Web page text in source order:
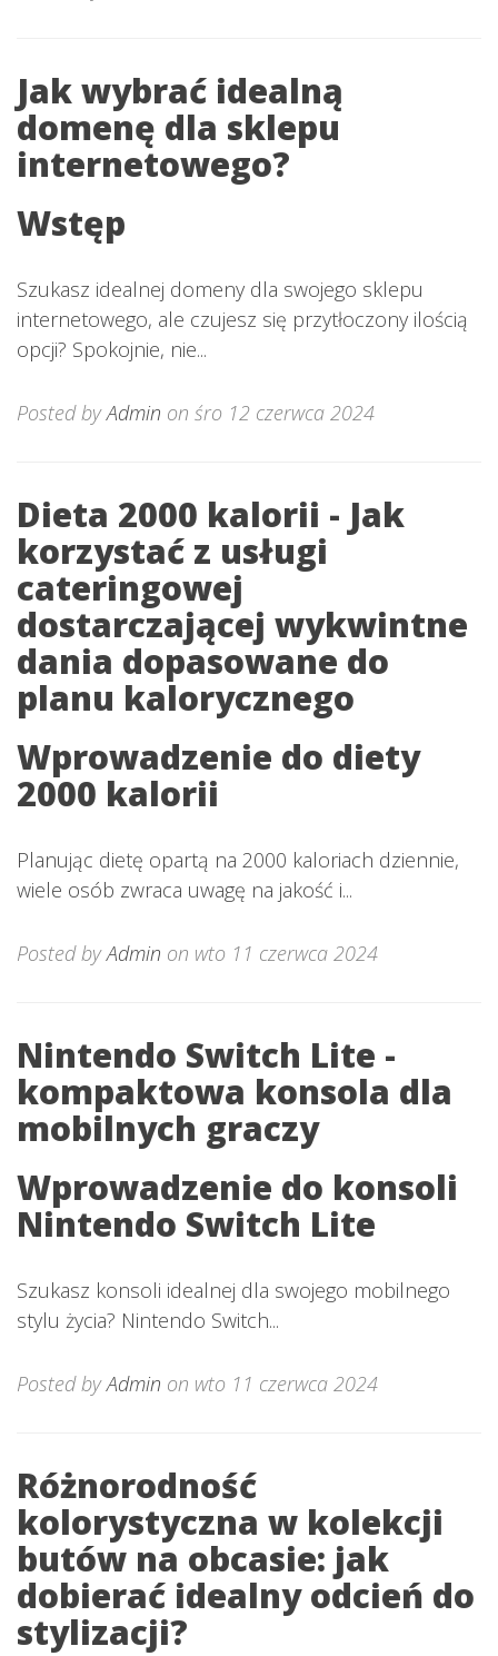
Jak wybrać idealną
domenę dla sklepu
internetowego?
Wstęp
Szukasz idealnej domeny dla swojego sklepu
internetowego, ale czujesz się przytłoczony ilością
opcji? Spokojnie, nie...
Posted byAdmin on śro 12 czerwca 2024
Dieta 2000 kalorii - Jak
korzystać z usługi
cateringowej
dostarczającej wykwintne
dania dopasowane do
planu kalorycznego
Wprowadzenie do diety
2000 kalorii
Planując dietę opartą na 2000 kaloriach dziennie,
wiele osób zwraca uwagę na jakość i...
Posted byAdmin on wto 11 czerwca 2024
Nintendo Switch Lite -
kompaktowa konsola dla
mobilnych graczy
Wprowadzenie do konsoli
Nintendo Switch Lite
Szukasz konsoli idealnej dla swojego mobilnego
stylu życia? Nintendo Switch...
Posted byAdmin on wto 11 czerwca 2024
Różnorodność
kolorystyczna w kolekcji
butów na obcasie: jak
dobierać idealny odcień do
stylizacji?